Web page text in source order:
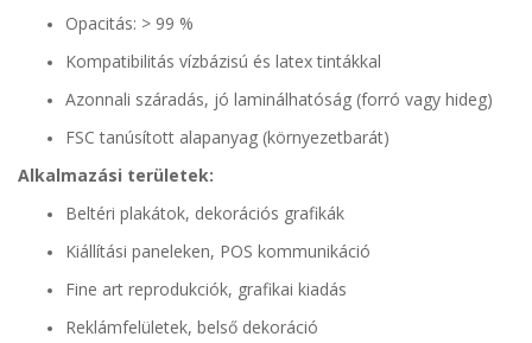
Opacitás: > 99 %
Kompatibilitás vízbázisú és latex tintákkal
Azonnali száradás, jó laminálhatóság (forró vagy hideg)
FSC tanúsított alapanyag (környezetbarát)
Alkalmazási területek:
Beltéri plakátok, dekorációs grafikák
Kiállítási paneleken, POS kommunikáció
Fine art reprodukciók, grafikai kiadás
Reklámfelületek, belső dekoráció